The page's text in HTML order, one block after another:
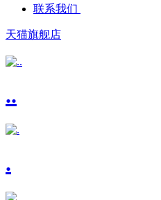
联系我们
天猫旗舰店
..
.